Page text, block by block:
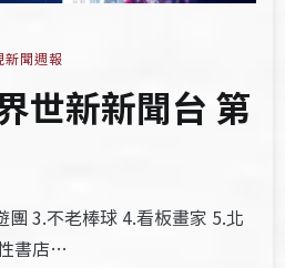
新聞週報
世新新聞台 第
團 3.不老棒球 4.看板畫家 5.北
書店…